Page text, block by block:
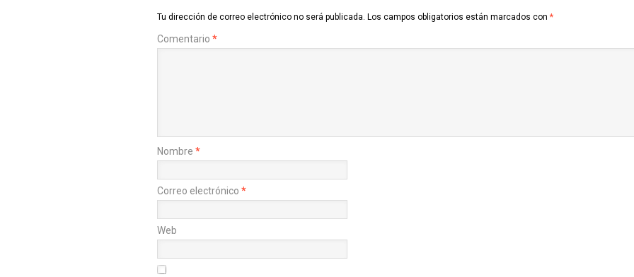
Tu dirección de correo electrónico no será publicada. Los campos obligatorios están marcados con *
Comentario *
Nombre *
Correo electrónico *
Web